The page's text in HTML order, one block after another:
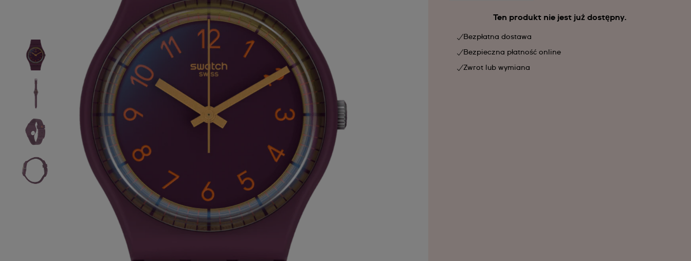
Ten produkt nie jest już dostępny.
Bezpłatna dostawa
Bezpieczna płatność online
Zwrot lub wymiana